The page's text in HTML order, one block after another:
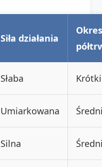
Siła działania
Okres
Słaba Krótki
Umiarkowana
Silna